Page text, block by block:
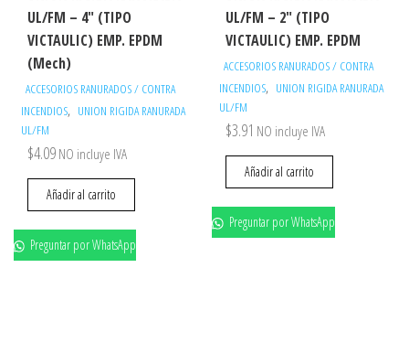
UL/FM – 4″ (TIPO
VICTAULIC) EMP. EPDM
(Mech)
ACCESORIOS RANURADOS / CONTRA
INCENDIOS, UNION RIGIDA RANURADA
UL/FM
$4.09 NO incluye IVA
Añadir al carrito
Preguntar por WhatsApp
UL/FM – 2″ (TIPO
VICTAULIC) EMP. EPDM
ACCESORIOS RANURADOS / CONTRA
INCENDIOS, UNION RIGIDA RANURADA
UL/FM
$3.91 NO incluye IVA
Añadir al carrito
Preguntar por WhatsApp